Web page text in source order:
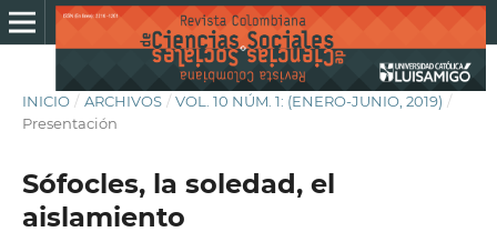
INICIO / ARCHIVOS / VOL. 10 NÚM. 1: (ENERO-JUNIO, 2019) /
Presentación
Sófocles, la soledad, el
aislamiento